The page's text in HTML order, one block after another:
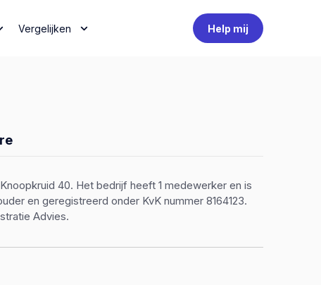
Vergelijken Help mij
40. Het bedrijf heeft 1 medewerker en is
en geregistreerd onder KvK nummer 8164123.
Advies.